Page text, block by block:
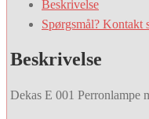
Beskrivelse
Spørgsmål? Kontakt
Beskrivelse
Dekas E 001